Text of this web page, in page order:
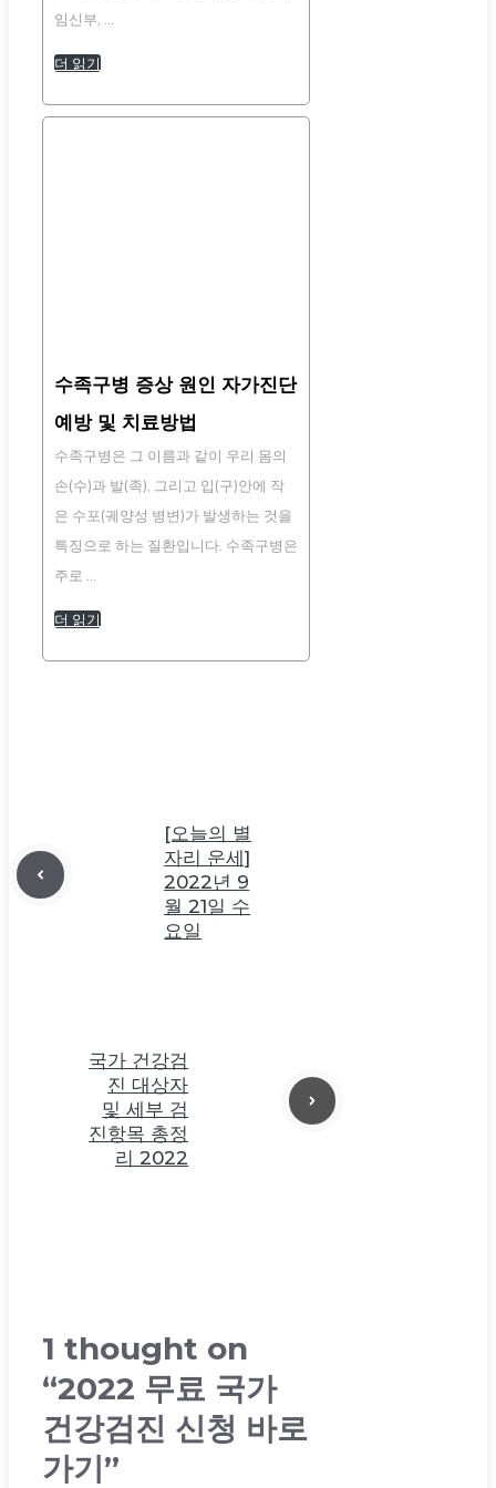
임신부, …
더 읽기
수족구병 증상 원인 자가진단
예방 및 치료방법
수족구병은 그 이름과 같이 우리 몸의
손(수)과 발(족), 그리고 입(구)안에 작
은 수포(궤양성 병변)가 발생하는 것을
특징으로 하는 질환입니다. 수족구병은
주로 …
더 읽기
[오늘의 별
자리 운세]
2022년 9
월 21일 수
요일
국가 건강검
진 대상자
및 세부 검
진항목 총정
리 2022
1 thought on
“2022 무료 국가
건강검진 신청 바로
가기”